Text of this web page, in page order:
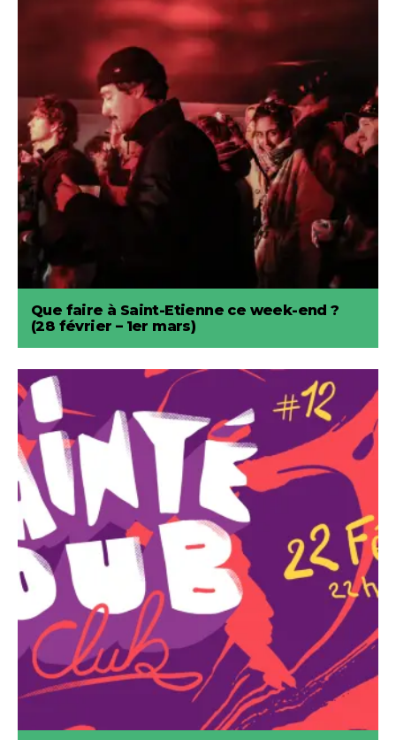
Que faire à Saint-Etienne ce week-end ?
(28 février – 1er mars)